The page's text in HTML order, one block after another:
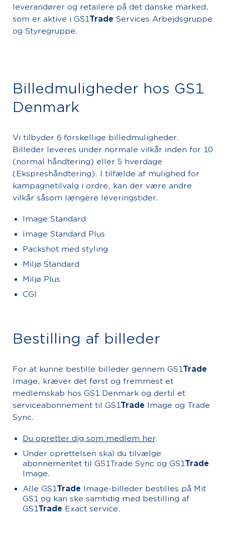
leverandører og retailere på det danske marked,
som er aktive i GS1Trade Services Arbejdsgruppe
og Styregruppe.
Billedmuligheder hos GS1
Denmark
Vi tilbyder 6 forskellige billedmuligheder.
Billeder leveres under normale vilkår inden for 10
(normal håndtering) eller 5 hverdage
(Ekspreshåndtering). I tilfælde af mulighed for
kampagnetilvalg i ordre, kan der være andre
vilkår såsom længere leveringstider.
Image Standard
Image Standard Plus
Packshot med styling
Miljø Standard
Miljø Plus
CGI
Bestilling af billeder
For at kunne bestille billeder gennem GS1Trade
Image, kræver det først og fremmest et
medlemskab hos GS1 Denmark og dertil et
serviceabonnement til GS1Trade Image og Trade
Sync.
Du opretter dig som medlem her.
Under oprettelsen skal du tilvælge
abonnementet til GS1Trade Sync og GS1Trade
Image.
Alle GS1Trade Image-billeder bestilles på Mit
GS1 og kan ske samtidig med bestilling af
GS1Trade Exact service.